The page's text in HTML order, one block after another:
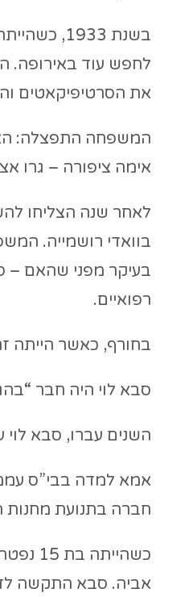
בשנת
לחפש עוד באירופה.
את הסרטיפיקאטים
אימה ציפורה – גרו
לאחר שנה הצליחו
בוואדי רושמייה.
בעיקר מפני שהאם –
רפואיים.
בחורף, כאשר הייתה
סבא לוי היה חבר
השנים עברו, סבא
אמא למדה בבי”ס
חברה בתנועת מחנות
אביה. סבא התקשה